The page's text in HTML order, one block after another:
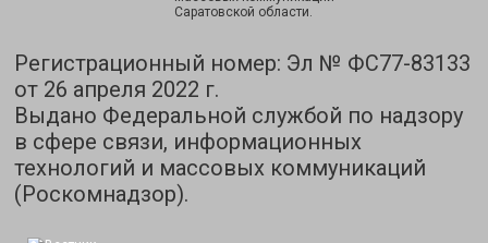
Саратовской области.
Регистрационный номер: Эл № ФС77-83133
от 26 апреля 2022 г.
Выдано Федеральной службой по надзору
в сфере связи, информационных
технологий и массовых коммуникаций
(Роскомнадзор).